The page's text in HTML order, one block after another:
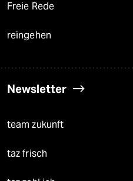
Freie Rede
reingehen
Newsletter
team zukunft
taz frisch